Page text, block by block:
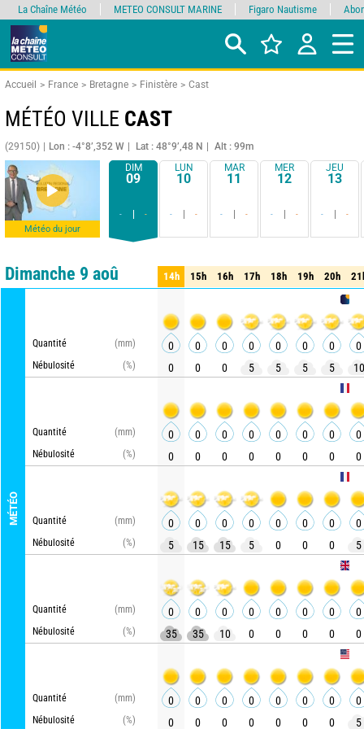
Accueil France Bretagne Finistère Cast
MÉTÉO VILLE CAST
(29150) Lon : -4°8’,352 W Lat : 48°9’,48 N Alt : 99m
Météo du jour
DIM
09
- -
LUN
10
- -
MAR
11
- -
MER
12
- -
JEU
13
- -
Comparateur détaillé synthétique
Dimanche 9 aoû
MÉTÉO
METEO
Quantité
(mm)
Nébulosité
(%)
Quantité
(mm)
Nébulosité
(%)
Quantité
(mm)
Nébulosité
(%)
UKMO
Quantité
(mm)
Nébulosité
(%)
Quantité
(mm)
Nébulosité
(%)
14h 15h 16h 17h 18h 19h 20h
14h 15h 16h 17h 18h 19h 20h
0 0 0 0 0 0 0
0
0
0 0 5 5 5 5 10
0 0 0 0 0 0 0
0
0
0 0 0 0 0 0 0
0 0 0 0 0 0 0
0
5
15 15 5 0 0 0 5
0 0 0 0 0 0 0
0
35
35 10 0 0 0 0 0
0 0 0 0 0 0 0
0
0
0 0 0 0 0 0 5
La Chaîne Météo METEO CONSULT MARINE Figaro Nautisme